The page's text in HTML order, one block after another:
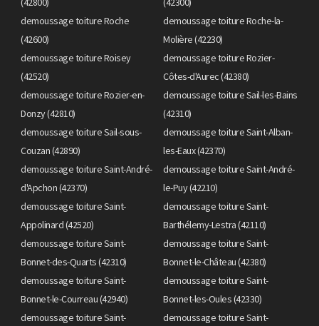
demoussage toiture Roche
(42600)
demoussage toiture Roche-la-
Molière (42230)
demoussage toiture Roisey
(42520)
demoussage toiture Rozier-
Côtes-d'Aurec (42380)
demoussage toiture Rozier-en-
Donzy (42810)
demoussage toiture Sail-les-Bains
(42310)
demoussage toiture Sail-sous-
Couzan (42890)
demoussage toiture Saint-Alban-
les-Eaux (42370)
demoussage toiture Saint-André-
d'Apchon (42370)
demoussage toiture Saint-André-
le-Puy (42210)
demoussage toiture Saint-
Appolinard (42520)
demoussage toiture Saint-
Barthélemy-Lestra (42110)
demoussage toiture Saint-
Bonnet-des-Quarts (42310)
demoussage toiture Saint-
Bonnet-le-Château (42380)
demoussage toiture Saint-
Bonnet-le-Courreau (42940)
demoussage toiture Saint-
Bonnet-les-Oules (42330)
demoussage toiture Saint-
demoussage toiture Saint-